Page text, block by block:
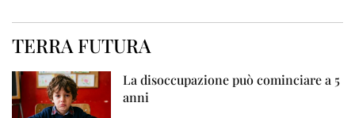
TERRA FUTURA
La disoccupazione può cominciare a 5
anni